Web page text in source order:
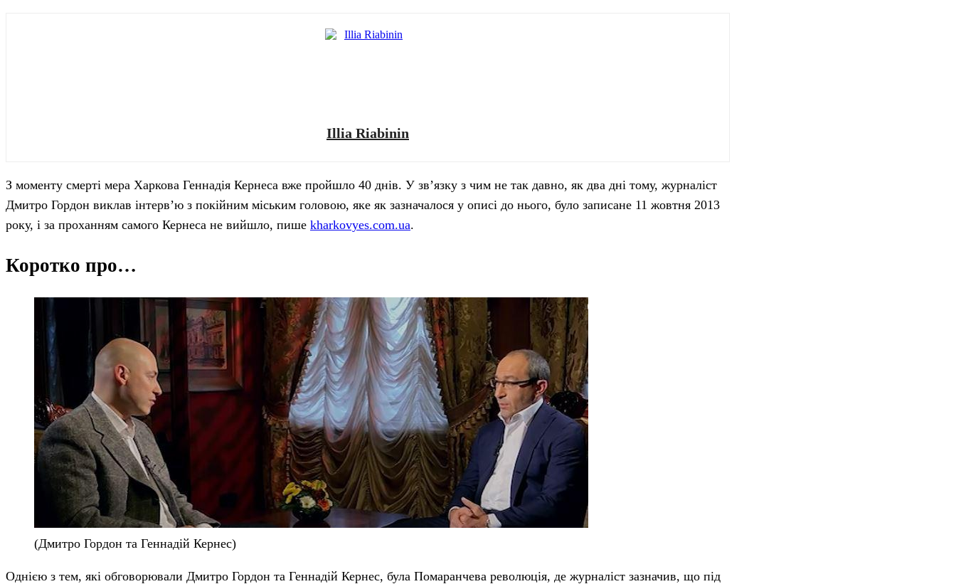
Illia Riabinin
З моменту смерті мера Харкова Геннадія Кернеса вже пройшло 40 днів. У зв’язку з чим не так давно, як два дні тому, журналіст
Дмитро Гордон виклав інтерв’ю з покійним міським головою, яке як зазначалося у описі до нього, було записане 11 жовтня 2013
року, і за проханням самого Кернеса не вийшло, пише kharkovyes.com.ua.
Коротко про…
(Дмитро Гордон та Геннадій Кернес)
Однією з тем, які обговорювали Дмитро Гордон та Геннадій Кернес, була Помаранчева революція, де журналіст зазначив, що під